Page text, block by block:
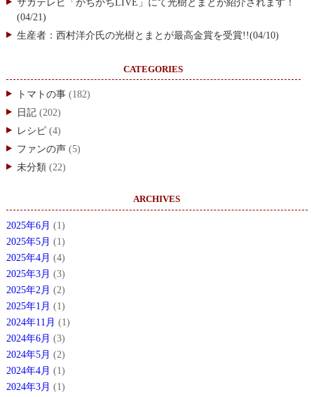
サガテレビ「かちかちLIVE」にて光樹とまとが紹介されます！
(04/21)
生産者：西村洋介氏の光樹とまとが最高金賞を受賞!!(04/10)
CATEGORIES
トマトの事(182)
日記(202)
レシピ(4)
ファンの声(5)
未分類 (22)
ARCHIVES
2025年6月 (1)
2025年5月 (1)
2025年4月 (4)
2025年3月 (3)
2025年2月 (2)
2025年1月 (1)
2024年11月 (1)
2024年6月 (3)
2024年5月 (2)
2024年4月 (1)
2024年3月 (1)